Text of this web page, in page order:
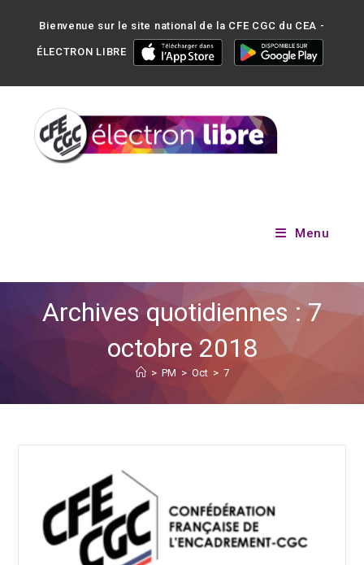
Bienvenue sur le site national de la CFE CGC du CEA -
ÉLECTRON LIBRE
Menu
Archives quotidiennes : 7
octobre 2018
> PM > Oct > 7